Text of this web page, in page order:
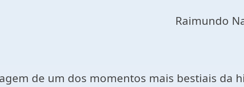
Raimundo
de um dos momentos mais bestiais da